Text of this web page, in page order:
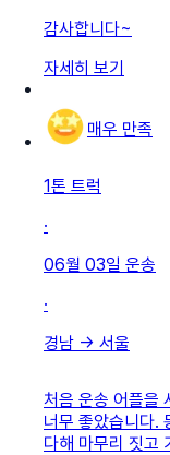
감사합니다~
자세히 보기
매우 만족
1톤 트럭
·
06월 03일 운송
·
경남 → 서울
처음 운송 어플을
너무 좋았습니다.
다해 마무리 짓고